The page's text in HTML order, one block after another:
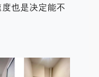
也是决定能不